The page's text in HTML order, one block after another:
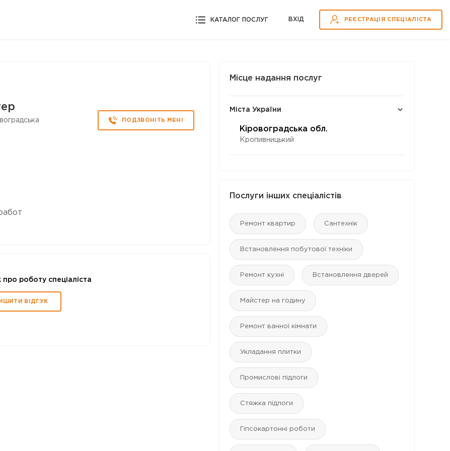
КАТАЛОГ ПОСЛУГ ВХІД РЕЄСТРАЦІЯ СПЕЦІАЛІСТА
ПОДЗВОНІТЬ МЕНІ
про роботу спеціаліста
ВІДГУК
Місце надання послуг
Міста України
Кіровоградська обл.
Кропивницький
Послуги інших спеціалістів
Ремонт квартир Сантехнік
Встановлення побутової техніки
Ремонт кухні Встановлення дверей
Майстер на годину
Ремонт ванної кімнати
Укладання плитки
Промислові підлоги
Стяжка підлоги
Гіпсокартонні роботи